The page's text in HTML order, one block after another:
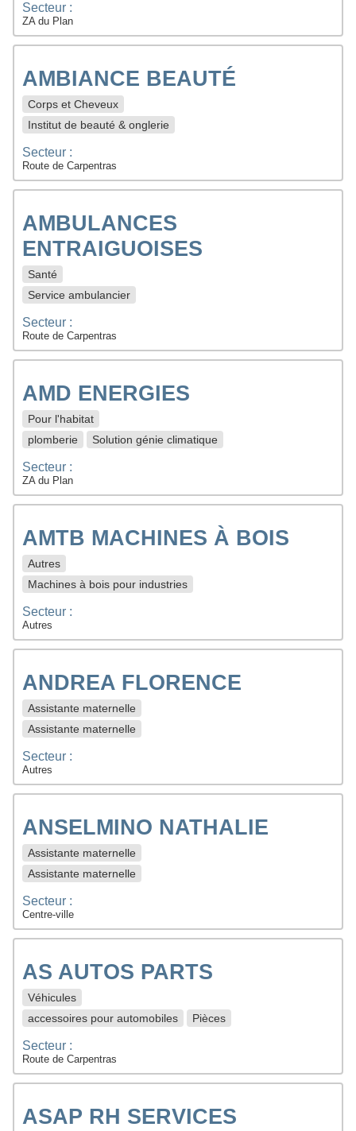
Secteur :
ZA du Plan
AMBIANCE BEAUTÉ
Corps et Cheveux
Institut de beauté & onglerie
Secteur :
Route de Carpentras
AMBULANCES
ENTRAIGUOISES
Santé
Service ambulancier
Secteur :
Route de Carpentras
AMD ENERGIES
Pour l'habitat
plomberie
Solution génie climatique
Secteur :
ZA du Plan
AMTB MACHINES À BOIS
Autres
Machines à bois pour industries
Secteur :
Autres
ANDREA FLORENCE
Assistante maternelle
Assistante maternelle
Secteur :
Autres
ANSELMINO NATHALIE
Assistante maternelle
Assistante maternelle
Secteur :
Centre-ville
AS AUTOS PARTS
Véhicules
accessoires pour automobiles
Pièces
Secteur :
Route de Carpentras
ASAP RH SERVICES